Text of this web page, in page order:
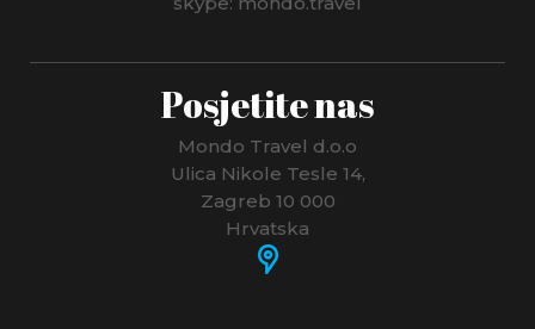
Posjetite nas
Mondo Travel d.o.o
Ulica Nikole Tesle 14,
Zagreb 10 000
Hrvatska